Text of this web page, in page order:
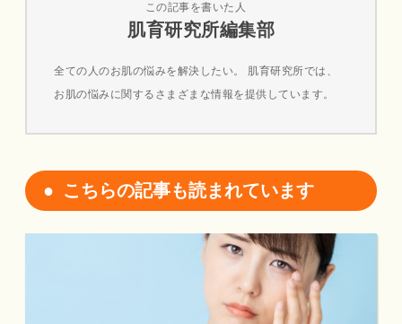
この記事を書いた人
肌育研究所編集部
全ての人のお肌の悩みを解決したい。 肌育研究所では、
お肌の悩みに関するさまざまな情報を提供しています。
こちらの記事も読まれています